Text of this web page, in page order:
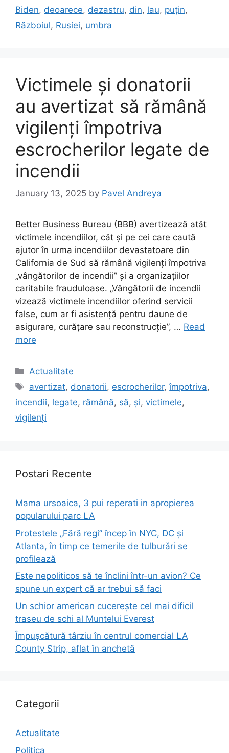
Biden, deoarece, dezastru, din, lau, puțin,
Războiul, Rusiei, umbra
Victimele și donatorii
au avertizat să rămână
vigilenți împotriva
escrocherilor legate de
incendii
January 13, 2025 by Pavel Andreya
Better Business Bureau (BBB) ​​avertizează atât
victimele incendiilor, cât și pe cei care caută
ajutor în urma incendiilor devastatoare din
California de Sud să rămână vigilenți împotriva
„vângătorilor de incendii” și a organizațiilor
caritabile frauduloase. „Vângătorii de incendii
vizează victimele incendiilor oferind servicii
false, cum ar fi asistență pentru daune de
asigurare, curățare sau reconstrucție”, … Read
more
Categories
Actualitate
Tags
avertizat, donatorii, escrocherilor,împotriva,
incendii, legate, rămână, să, și, victimele,
vigilenți
Postari Recente
Mama ursoaica, 3 pui reperati in apropierea
popularului parc LA
Protestele „Fără regi” încep în NYC, DC și
Atlanta, în timp ce temerile de tulburări se
profilează
Este nepoliticos să te înclini într-un avion? Ce
spune un expert că ar trebui să faci
Un schior american cucerește cel mai dificil
traseu de schi al Muntelui Everest
Împușcătură târziu în centrul comercial LA
County Strip, aflat în anchetă
Categorii
Actualitate
Politica